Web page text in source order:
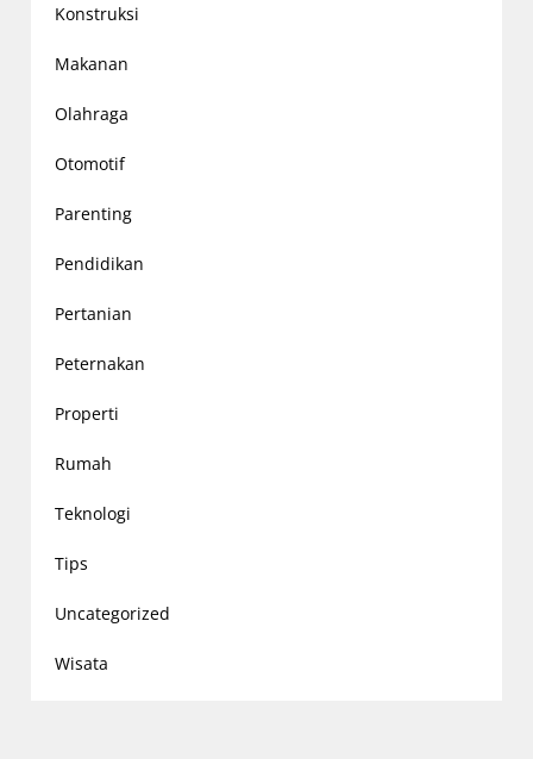
Konstruksi
Makanan
Olahraga
Otomotif
Parenting
Pendidikan
Pertanian
Peternakan
Properti
Rumah
Teknologi
Tips
Uncategorized
Wisata